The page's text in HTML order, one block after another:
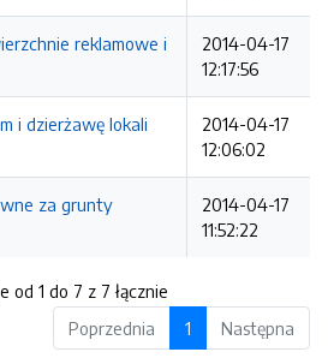
reklamowe i
2014-04-17
12:17:56
i dzierżawę lokali
2014-04-17
12:06:02
za grunty
2014-04-17
11:52:22
od 1 do 7 z 7 łącznie
Poprzednia
1 Następna